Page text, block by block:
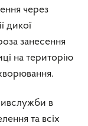
через
дикої
занесення
на територію
в
та всіх